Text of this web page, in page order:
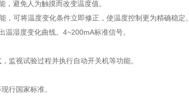
避免人为触摸而改变温度值。
可将温度变化条件立即修正，使温度控制更为精确稳定。
湿度变化曲线。4~200mA标准信号。
监视试验过程并执行自动开关机等功能。
行国家标准。